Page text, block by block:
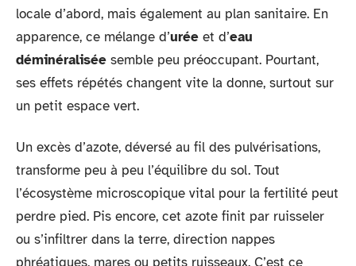
locale d’abord, mais également au plan sanitaire. En
apparence, ce mélange d’urée et d’eau
déminéralisée semble peu préoccupant. Pourtant,
ses effets répétés changent vite la donne, surtout sur
un petit espace vert.
Un excès d’azote, déversé au fil des pulvérisations,
transforme peu à peu l’équilibre du sol. Tout
l’écosystème microscopique vital pour la fertilité peut
perdre pied. Pis encore, cet azote finit par ruisseler
ou s’infiltrer dans la terre, direction nappes
phréatiques, mares ou petits ruisseaux. C’est ce